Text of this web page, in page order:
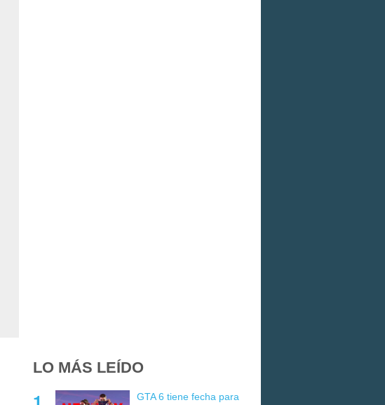
LO MÁS LEÍDO
GTA 6 tiene fecha para